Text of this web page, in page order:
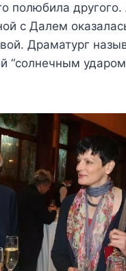
полюбила
с Далем
Драматург
“солнечным